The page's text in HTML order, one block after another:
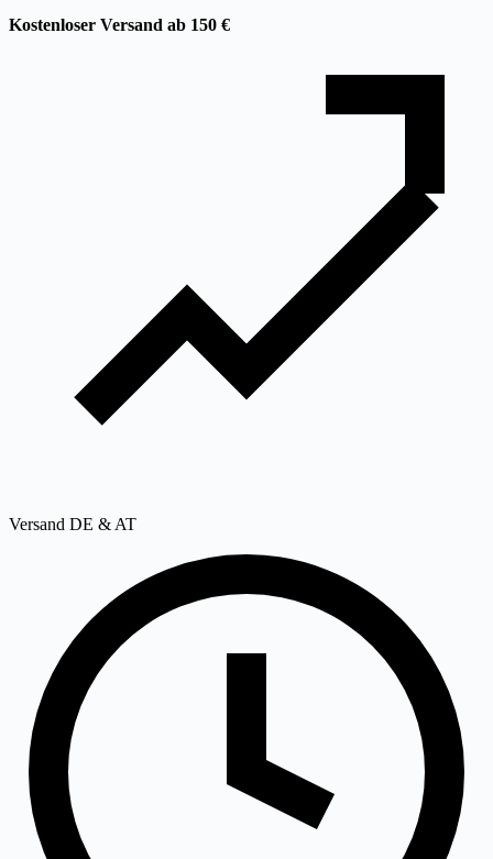
Kostenloser Versand ab 150 €
Versand DE & AT